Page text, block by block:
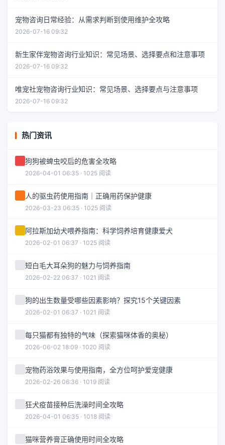
宠物咨询日常经验：从需求判断到使用维护全攻略
2026-07-16 09:32
新生家伴宠物咨询行业知识：常见场景、选择要点和注意事项
2026-07-16 09:32
唯宠社宠物咨询行业知识：常见场景、选择要点与注意事项
2026-07-16 09:32
热门资讯
狗狗被蜱虫咬后的危害全攻略
2026-04-01 06:35 · 1025 阅读
人的驱虫药使用指南｜正确用药保护健康
2026-03-23 06:35 · 1025 阅读
阿拉斯加幼犬喂养指南：科学饲养培育健康爱犬
2026-02-01 06:37 · 1025 阅读
短白毛大耳朵狗的魅力与饲养指南
2026-02-22 06:37 · 1021 阅读
狗的出生数量受哪些因素影响？探究15个关键因素
2026-02-01 06:37 · 1021 阅读
每只猫都有独特的气味（探索猫咪体香的奥秘）
2026-06-02 18:09 · 1020 阅读
宠物药浴效果与使用指南，全方位呵护爱宠健康
2026-02-26 06:36 · 1019 阅读
狂犬疫苗接种后洗澡时间全攻略
2026-04-01 06:35 · 1018 阅读
猫咪营养膏正确使用时间全攻略